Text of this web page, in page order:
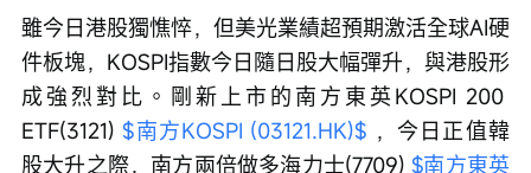
雖今日港股獨憔悴，但美光業績超預期激活全球AI硬
件板塊，KOSPI指數今日隨日股大幅彈升，與港股形
成強烈對比。剛新上市的南方東英KOSPI 200
ETF(3121) $南方KOSPI (03121.HK)$ ，今日正值韓
股大升之際，南方兩倍做多海力士(7709) $南方東英